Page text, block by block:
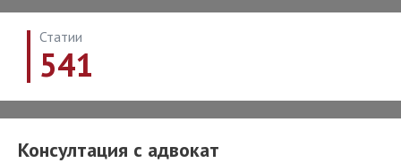
Статии
541
Консултация с адвокат